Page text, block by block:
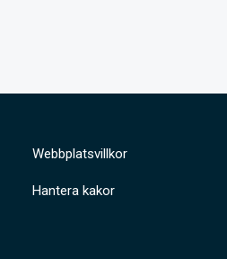
Webbplatsvillkor
Hantera kakor